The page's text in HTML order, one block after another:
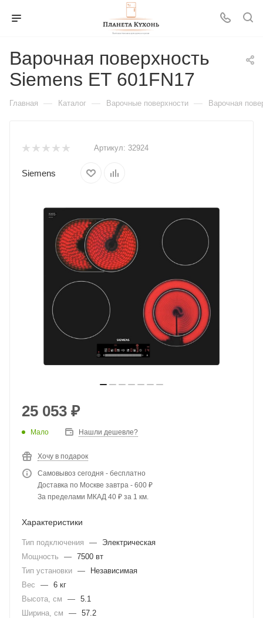
Варочная поверхность
Siemens ET 601FN17
Главная — Каталог — Варочные поверхности — Варочная
Артикул: 32924
Siemens
25 053 ₽
Мало Нашли дешевле?
Хочу в подарок
Самовывоз сегодня - бесплатно
Доставка по Москве завтра - 600 ₽
За пределами МКАД 40 ₽ за 1 км.
Характеристики
Тип подключения —
Электрическая
Мощность
— 7500 вт
Тип установки —
Независимая
Вес
— 6 кг
Высота, см
— 5.1
Ширина, см
— 57.2